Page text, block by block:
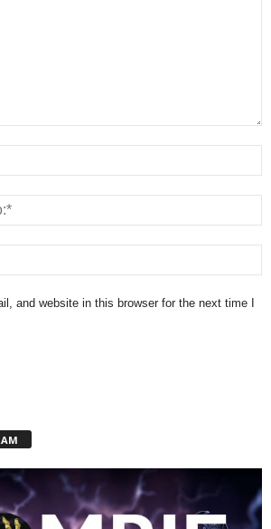
and website in this browser for the next time I